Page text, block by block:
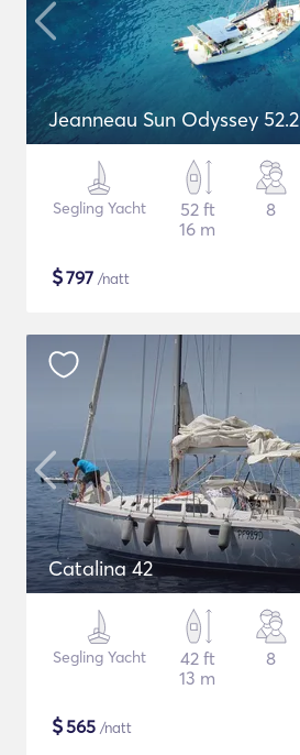
Jeanneau Sun Odyssey 52.2
Segling Yacht
52 ft
16 m
8
$797 /natt
Catalina 42
Segling Yacht
42 ft
13 m
8
$565 /natt